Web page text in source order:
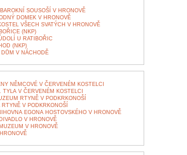
SOUSOŠÍ V HRONOVĚ
DOMEK V HRONOVĚ
VŠECH SVATÝCH V HRONOVĚ
(NKP)
U RATIBOŘIC
(NKP)
DŮM V NÁCHODĚ
NĚMCOVÉ V ČERVENÉM KOSTELCI
TYLA V ČERVENÉM KOSTELCI
RTYNĚ V PODKRKONOŠÍ
V PODKRKONOŠÍ
EGONA HOSTOVSKÉHO V HRONOVĚ
V HRONOVĚ
V HRONOVĚ